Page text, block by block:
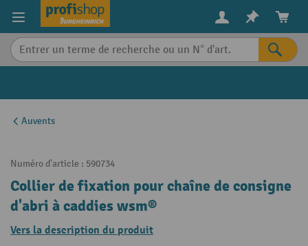
content
Auvents
Numéro d'article : 590734
Collier de fixation pour chaîne de consigne
d'abri à caddies wsm®
Vers la description du produit